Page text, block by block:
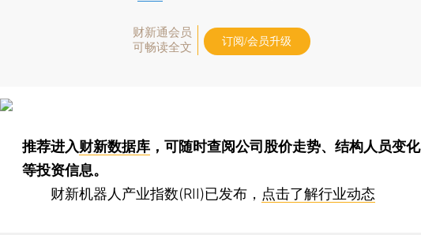
财新通会员
可畅读全文
订阅/会员升级
推荐进入财新数据库 ，可随时查阅公司股价走势、结构人员变化
等投资信息。
财新机器人产业指数(RII)已发布， 点击了解行业动态